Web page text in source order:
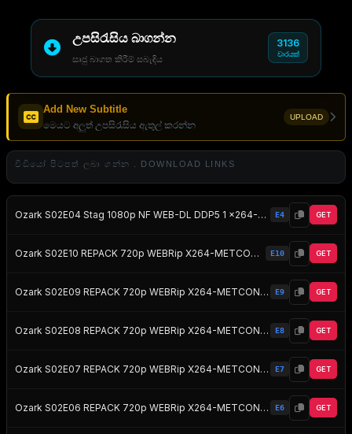
උපසිරැසිය බාගන්න
සෘජු බාගත කිරීම් සබැඳිය
3136
වාරයක්
Add New Subtitle
මෙයට අලුත් උපසිරැසිය ඇතුල් කරන්න
UPLOAD
වීඩියෝ පිටපත් ලබා ගන්න . DOWNLOAD LINKS
Ozark S02E04 Stag 1080p NF WEB-DL DDP5 1 x264-NTG EZTV E4 GET
Ozark S02E10 REPACK 720p WEBRip X264-METCON EZTV E10 GET
Ozark S02E09 REPACK 720p WEBRip X264-METCON EZTV E9 GET
Ozark S02E08 REPACK 720p WEBRip X264-METCON EZTV E8 GET
Ozark S02E07 REPACK 720p WEBRip X264-METCON EZTV E7 GET
Ozark S02E06 REPACK 720p WEBRip X264-METCON EZTV E6 GET